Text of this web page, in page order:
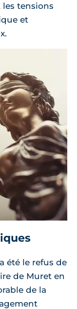
tensions
et
été le refus de
de Muret en
de la